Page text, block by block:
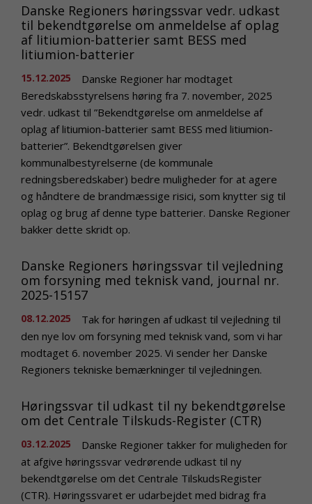
Danske Regioners høringssvar vedr. udkast
til bekendtgørelse om anmeldelse af oplag
af litiumion-batterier samt BESS med
litiumion-batterier
15.12.2025
Danske Regioner har modtaget
Beredskabsstyrelsens høring fra 7. november, 2025
vedr. udkast til ”Bekendtgørelse om anmeldelse af
oplag af litiumion-batterier samt BESS med litiumion-
batterier”. Bekendtgørelsen giver
kommunalbestyrelserne (de kommunale
redningsberedskaber) bedre muligheder for at agere
og håndtere de brandmæssige risici, som knytter sig til
oplag og brug af denne type batterier. Danske Regioner
bakker dette skridt op.
Danske Regioners høringssvar til vejledning
om forsyning med teknisk vand, journal nr.
2025-15157
08.12.2025
Tak for høringen af udkast til vejledning til
den nye lov om forsyning med teknisk vand, som vi har
modtaget 6. november 2025. Vi sender her Danske
Regioners tekniske bemærkninger til vejledningen.
Høringssvar til udkast til ny bekendtgørelse
om det Centrale Tilskuds-Register (CTR)
03.12.2025
Danske Regioner takker for muligheden for
at afgive høringssvar vedrørende udkast til ny
bekendtgørelse om det Centrale TilskudsRegister
(CTR). Høringssvaret er udarbejdet med bidrag fra